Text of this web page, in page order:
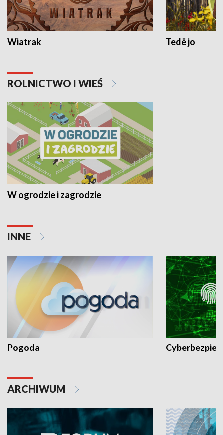
Wiatrak Tedë jo
ROLNICTWO I WIEŚ
W ogrodzie i zagrodzie
INNE
Pogoda
ARCHIWUM